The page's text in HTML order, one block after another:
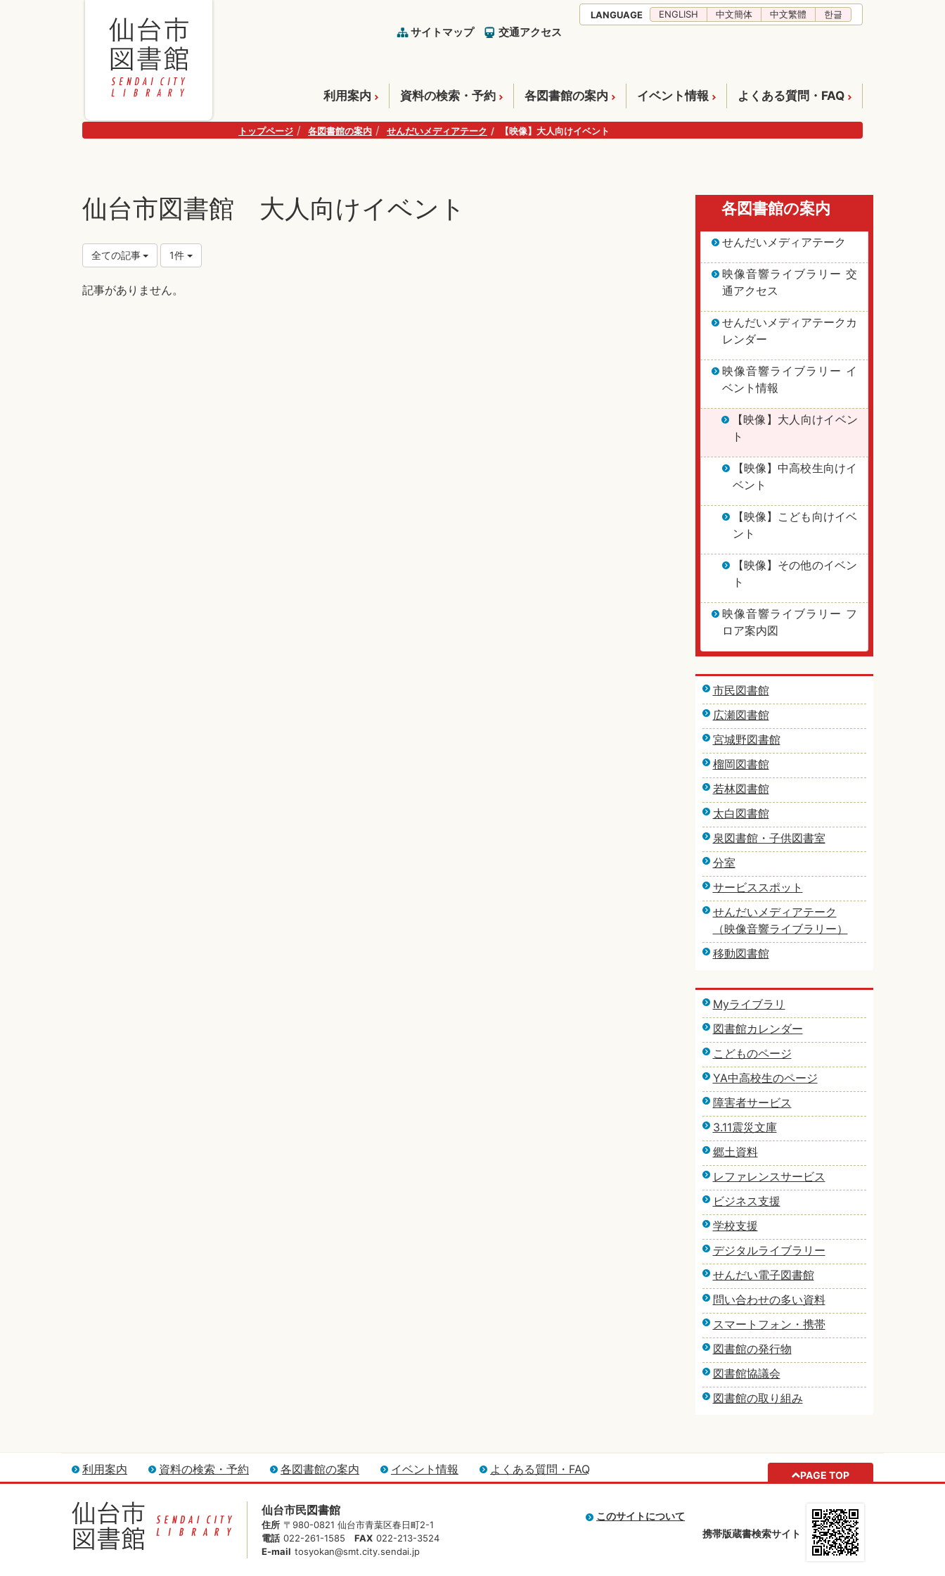
サイトマップ 交通アクセス
LANGUAGE ENGLISH 中文簡体 中文繁體 한글
利用案内 資料の検索・予約 各図書館の案内 イベント情報 よくある質問・FAQ
トップページ 各図書館の案内 せんだいメディアテーク 【映像】大人向けイベント
仙台市図書館 大人向けイベント
全ての記事 1件
記事がありません。
各図書館の案内
せんだいメディアテーク
映像音響ライブラリー 交
通アクセス
せんだいメディアテークカ
レンダー
映像音響ライブラリー イ
ベント情報
【映像】大人向けイベン
ト
【映像】中高校生向けイ
ベント
【映像】こども向けイベ
ント
【映像】その他のイベン
ト
映像音響ライブラリー フ
ロア案内図
市民図書館
広瀬図書館
宮城野図書館
榴岡図書館
若林図書館
太白図書館
泉図書館・子供図書室
分室
サービススポット
せんだいメディアテーク
（映像音響ライブラリー）
移動図書館
Myライブラリ
図書館カレンダー
こどものページ
YA中高校生のページ
障害者サービス
3.11震災文庫
郷土資料
レファレンスサービス
ビジネス支援
学校支援
デジタルライブラリー
せんだい電子図書館
問い合わせの多い資料
スマートフォン・携帯
図書館の発行物
図書館協議会
図書館の取り組み
利用案内 資料の検索・予約 各図書館の案内 イベント情報 よくある質問・FAQ PAGE TOP
仙台市民図書館
住所 〒980-0821 仙台市青葉区春日町2-1
電話 022-261-1585 FAX 022-213-3524
E-mail tosyokan@smt.city.sendai.jp
このサイトについて
携帯版蔵書検索サイト